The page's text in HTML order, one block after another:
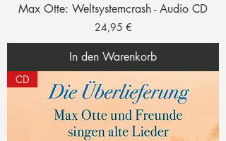
Max Otte: Weltsystemcrash - Audio CD
Preis
24,95 €
In den Warenkorb
CD